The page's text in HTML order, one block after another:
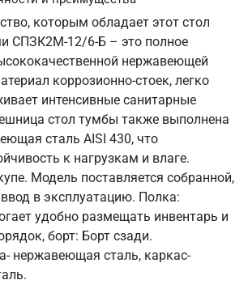
которым обладает этот стол
СПЗК2М-12/6-Б – это полное
нержавеющей
коррозионно-стоек, легко
интенсивные санитарные
стол тумбы также выполнена
сталь AISI 430, что
к нагрузкам и влаге.
Модель поставляется собранной,
в эксплуатацию. Полка:
удобно размещать инвентарь и
борт: Борт сзади.
нержавеющая сталь, каркас-